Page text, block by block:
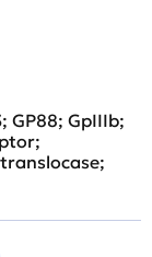
GP88; GpIIIb;